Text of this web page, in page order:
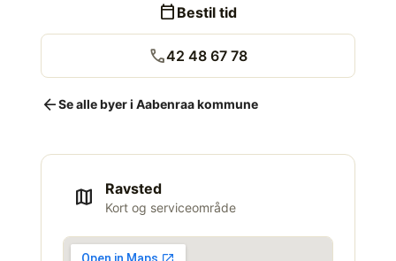
calendar_today Bestil tid
call42 48 67 78
arrow_backSe alle byer i Aabenraa kommune
map Ravsted
Kort og serviceområde